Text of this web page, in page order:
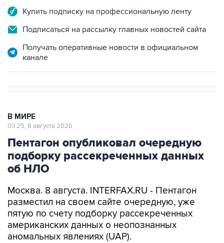
Купить подписку на профессиональную ленту
Подписаться на рассылку главных новостей сайта
Получать оперативные новости в официальном
канале
В МИРЕ
03:25, 8 августа 2026
Пентагон опубликовал очередную
подборку рассекреченных данных
об НЛО
Москва. 8 августа. INTERFAX.RU - Пентагон
разместил на своем сайте очередную, уже
пятую по счету подборку рассекреченных
американских данных о неопознанных
аномальных явлениях (UAP).